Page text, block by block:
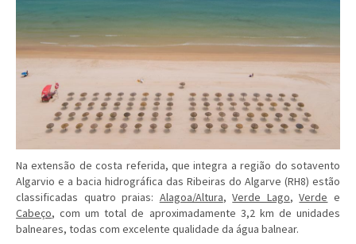
Na extensão de costa referida, que integra a região do sotavento
Algarvio e a bacia hidrográfica das Ribeiras do Algarve (RH8) estão
classificadas quatro praias: Alagoa/Altura,Verde Lago,Verde e
Cabeço, com um total de aproximadamente 3,2 km de unidades
balneares, todas com excelente qualidade da água balnear.